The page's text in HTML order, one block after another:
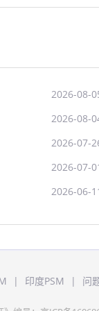
2026-08-
2026-08-
2026-07-
2026-07-
2026-06-
| 印度PSM | 问